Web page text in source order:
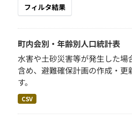
フィルタ結果
町内会別・年齢別人口統計表
水害や土砂災害等が発生した場
含め、避難確保計画の作成・更
す。
CSV